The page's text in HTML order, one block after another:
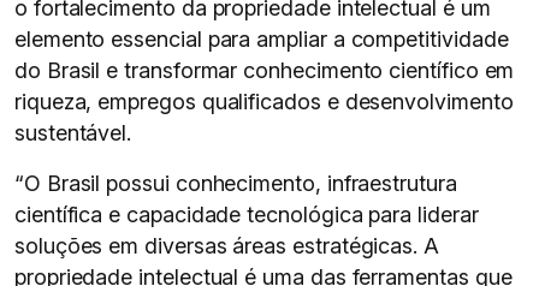
o fortalecimento da propriedade intelectual é um
elemento essencial para ampliar a competitividade
do Brasil e transformar conhecimento científico em
riqueza, empregos qualificados e desenvolvimento
sustentável.
“O Brasil possui conhecimento, infraestrutura
científica e capacidade tecnológica para liderar
soluções em diversas áreas estratégicas. A
propriedade intelectual é uma das ferramentas que